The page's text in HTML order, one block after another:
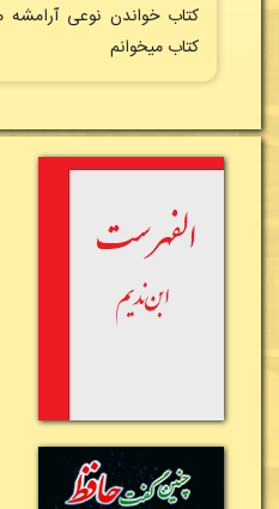
کتاب خواندن نوعی
کتاب میخوانم